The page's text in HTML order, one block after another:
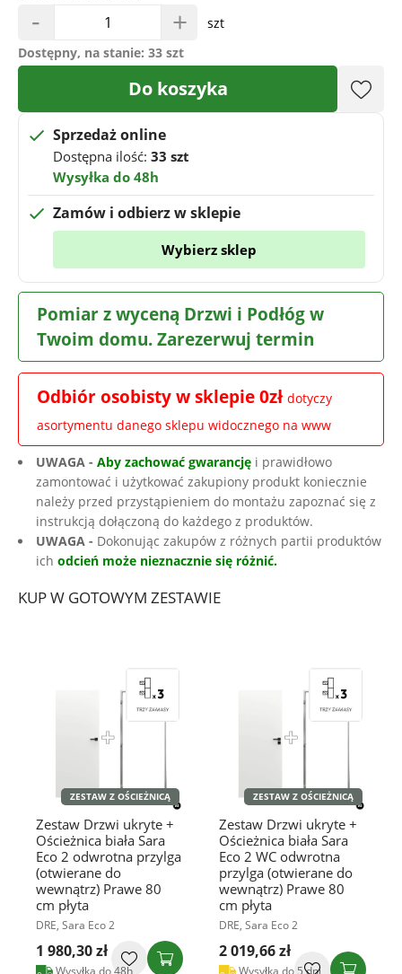
- +
szt
Dostępny, na stanie: 33 szt
Do koszyka
Sprzedaż online
Dostępna ilość: 33 szt
Wysyłka do 48h
Zamów i odbierz w sklepie
Wybierz sklep
Pomiar z wyceną Drzwi i Podłóg w
Twoim domu. Zarezerwuj termin
Odbiór osobisty w sklepie 0zł dotyczy
asortymentu danego sklepu widocznego na www
UWAGA - Aby zachować gwarancję i prawidłowo
zamontować i użytkować zakupiony produkt koniecznie
należy przed przystąpieniem do montażu zapoznać się z
instrukcją dołączoną do każdego z produktów.
UWAGA - Dokonując zakupów z różnych partii produktów
ich odcień może nieznacznie się różnić.
KUP W GOTOWYM ZESTAWIE
ZESTAW Z OŚCIEŻNICĄ
Zestaw Drzwi ukryte +
Ościeżnica biała Sara
Eco 2 odwrotna przylga
(otwierane do
wewnątrz) Prawe 80
cm płyta
DRE, Sara Eco 2
1 980,30 zł
Wysyłka do 48h
ZESTAW Z OŚCIEŻNICĄ
Zestaw Drzwi ukryte +
Ościeżnica biała Sara
Eco 2 WC odwrotna
przylga (otwierane do
wewnątrz) Prawe 80
cm płyta
DRE, Sara Eco 2
2 019,66 zł
Wysyłka do 5 dni